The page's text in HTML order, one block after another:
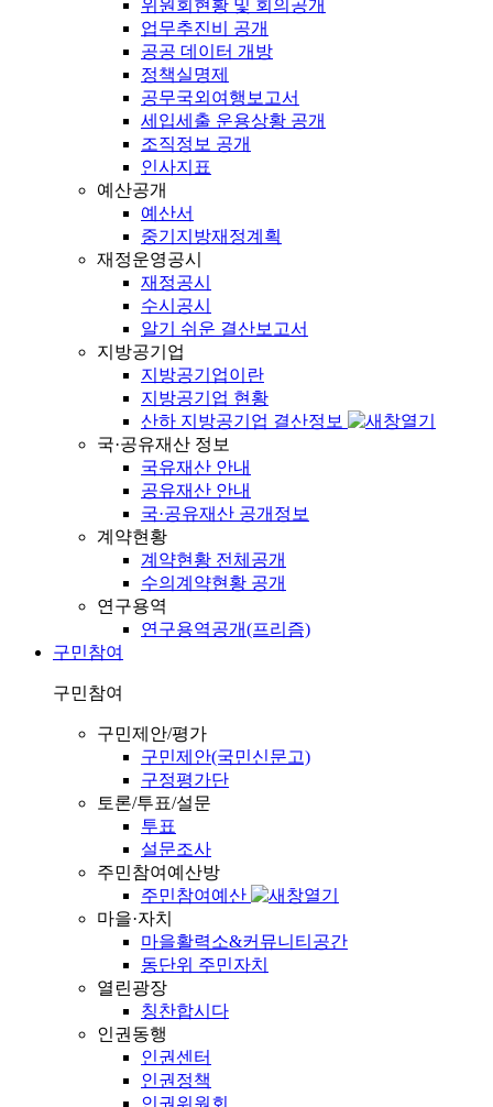
위원회현황 및 회의공개
업무추진비 공개
공공 데이터 개방
정책실명제
공무국외여행보고서
세입세출 운용상황 공개
조직정보 공개
인사지표
예산공개
예산서
중기지방재정계획
재정운영공시
재정공시
수시공시
알기 쉬운 결산보고서
지방공기업
지방공기업이란
지방공기업 현황
산하 지방공기업 결산정보
국·공유재산 정보
국유재산 안내
공유재산 안내
국·공유재산 공개정보
계약현황
계약현황 전체공개
수의계약현황 공개
연구용역
연구용역공개(프리즘)
구민참여
구민참여
구민제안/평가
구민제안(국민신문고)
구정평가단
토론/투표/설문
투표
설문조사
주민참여예산방
주민참여예산
마을·자치
마을활력소&커뮤니티공간
동단위 주민자치
열린광장
칭찬합시다
인권동행
인권센터
인권정책
인권위원회